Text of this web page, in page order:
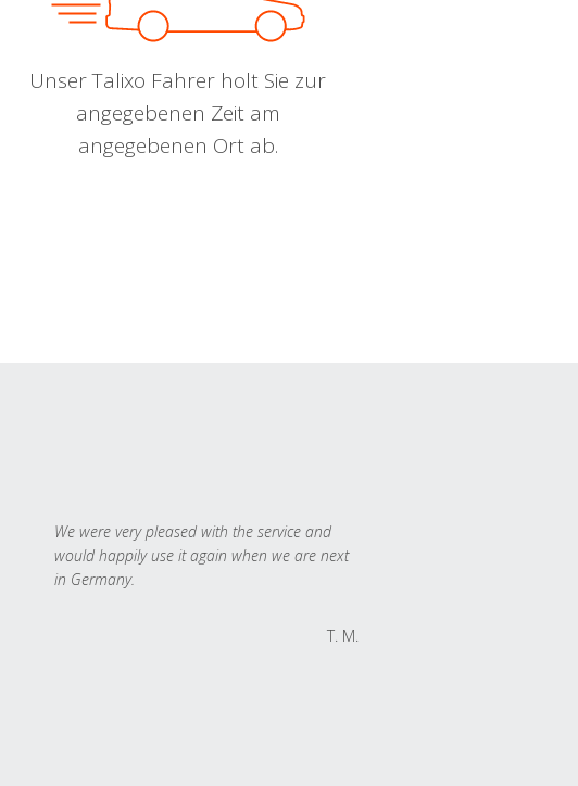
Unser Talixo Fahrer holt Sie zur
angegebenen Zeit am
angegebenen Ort ab.
We were very pleased with the service and
would happily use it again when we are next
in Germany.
T. M.